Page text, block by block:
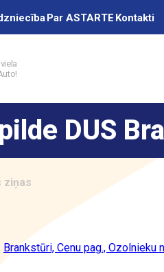
Par ASTARTE Kontakti
DUS
ziņas
Brankstūri, Cenu pag., Ozolnieku